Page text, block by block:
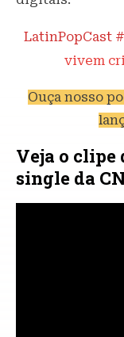
LatinPopCast
vivem
Ouça nosso
Veja o clipe
single da